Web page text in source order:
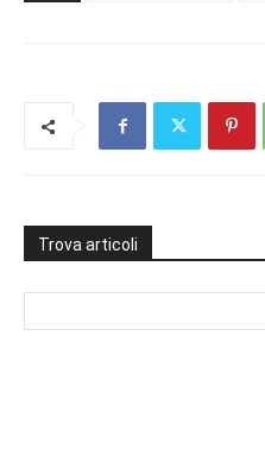
Trova articoli